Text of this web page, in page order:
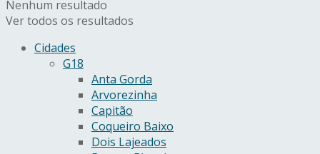
Nenhum resultado
Ver todos os resultados
Cidades
G18
Anta Gorda
Arvorezinha
Capitão
Coqueiro Baixo
Dois Lajeados